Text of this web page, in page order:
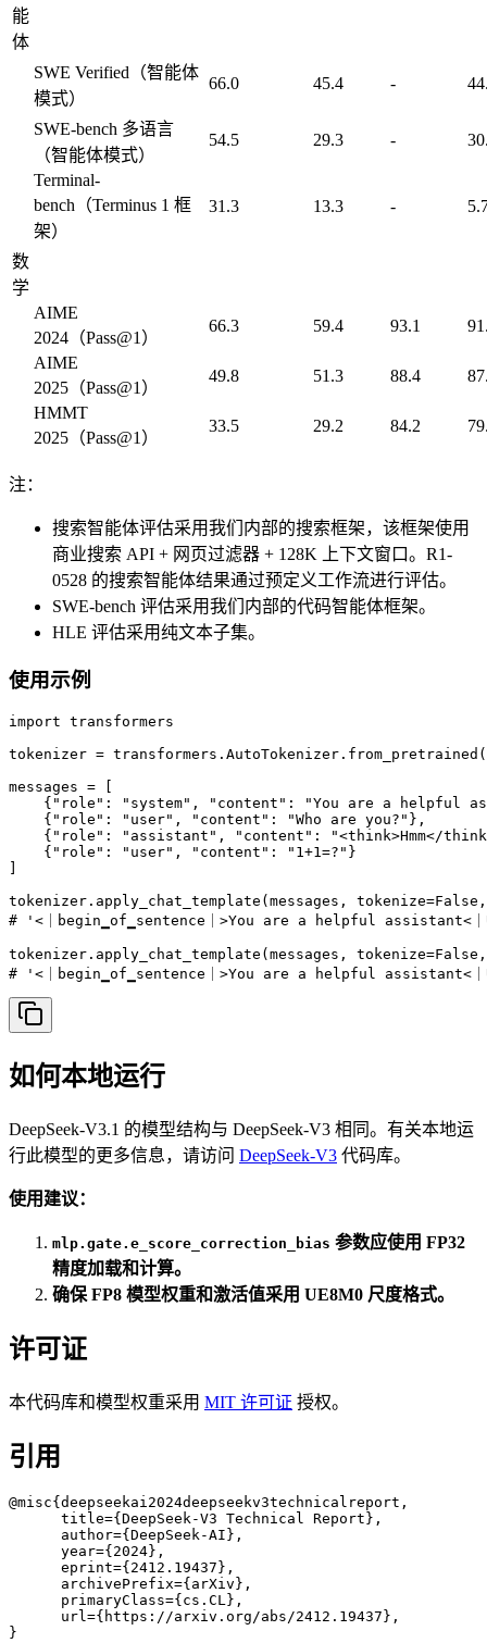
能
体
SWE Verified（智能体
模式）
66.0 45.4 -
SWE-bench 多语言
（智能体模式）
54.5 29.3 -
Terminal-
bench（Terminus 1 框
架）
31.3 13.3 -
数
学
AIME
2024（Pass@1）
66.3 59.4 93.1
AIME
2025（Pass@1）
49.8 51.3 88.4
HMMT
2025（Pass@1）
33.5 29.2 84.2
注：
搜索智能体评估采用我们内部的搜索框架，该框架使用
商业搜索 API + 网页过滤器 + 128K 上下文窗口。R1-
0528 的搜索智能体结果通过预定义工作流进行评估。
SWE-bench 评估采用我们内部的代码智能体框架。
HLE 评估采用纯文本子集。
使用示例
import transformers
tokenizer =
messages = [
{"role": "system", "content": "You are a helpful
    {"role": "user", "content": "Who are you?"},
{"role": "assistant", "content": "<think>Hmm</
    {"role": "user", "content": "1+1=?"}
tokenizer.apply_chat_template(messages,
# '<｜begin▁of▁sentence｜>You are a helpful assistant<｜
tokenizer.apply_chat_template(messages,
# '<｜begin▁of▁sentence｜>You are a helpful assistant<｜
如何本地运行
DeepSeek-V3.1 的模型结构与 DeepSeek-V3 相同。有关本地运
行此模型的更多信息，请访问 DeepSeek-V3 代码库。
使用建议：
mlp.gate.e_score_correction_bias 参数应使用 FP32
精度加载和计算。
确保 FP8 模型权重和激活值采用 UE8M0 尺度格式。
许可证
本代码库和模型权重采用 MIT 许可证 授权。
引用
@misc{deepseekai2024deepseekv3technicalreport,
      title={DeepSeek-V3 Technical Report},
      author={DeepSeek-AI},
      year={2024},
      eprint={2412.19437},
      archivePrefix={arXiv},
      primaryClass={cs.CL},
      url={https://arxiv.org/abs/2412.19437},
}